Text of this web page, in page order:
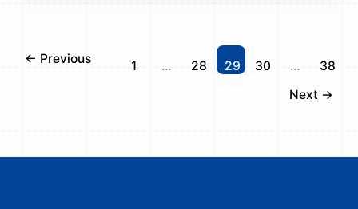
← Previous 1 … 28 29 30 …
38
Next →